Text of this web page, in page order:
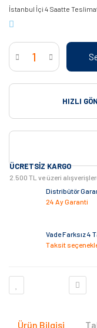
İstanbul İçi 4 Saatte
HIZLI
ÜCRETSIZ KARGO
2.500 TL ve üzeri
Distribütör
24 Ay Garanti
Vade Farksız 4
Taksit
Ürün Bilgisi